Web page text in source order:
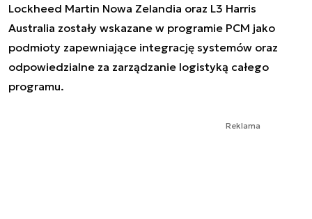
Lockheed Martin Nowa Zelandia oraz L3 Harris
Australia zostały wskazane w programie PCM jako
podmioty zapewniające integrację systemów oraz
odpowiedzialne za zarządzanie logistyką całego
programu.
Reklama